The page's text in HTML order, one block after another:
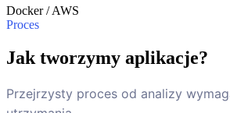
Docker / AWS
Proces
Jak tworzymy aplikacje?
Przejrzysty proces od analizy